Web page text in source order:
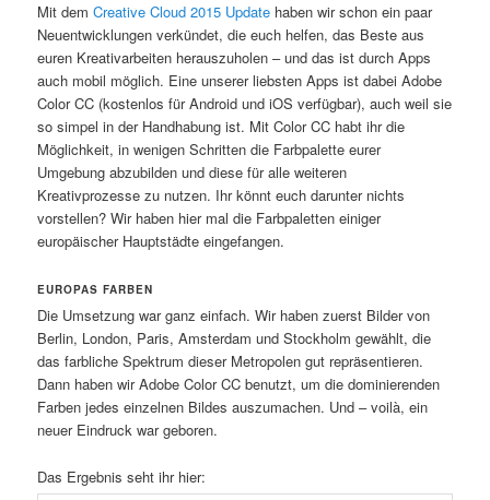
Mit demCreative Cloud 2015 Update haben wir schon ein paar
Neuentwicklungen verkündet, die euch helfen, das Beste aus
euren Kreativarbeiten herauszuholen – und das ist durch Apps
auch mobil möglich. Eine unserer liebsten Apps ist dabei Adobe
Color CC (kostenlos für Android und iOS verfügbar), auch weil sie
so simpel in der Handhabung ist. Mit Color CC habt ihr die
Möglichkeit, in wenigen Schritten die Farbpalette eurer
Umgebung abzubilden und diese für alle weiteren
Kreativprozesse zu nutzen. Ihr könnt euch darunter nichts
vorstellen? Wir haben hier mal die Farbpaletten einiger
europäischer Hauptstädte eingefangen.
EUROPAS FARBEN
Die Umsetzung war ganz einfach. Wir haben zuerst Bilder von
Berlin, London, Paris, Amsterdam und Stockholm gewählt, die
das farbliche Spektrum dieser Metropolen gut repräsentieren.
Dann haben wir Adobe Color CC benutzt, um die dominierenden
Farben jedes einzelnen Bildes auszumachen. Und – voilà, ein
neuer Eindruck war geboren.
Das Ergebnis seht ihr hier: